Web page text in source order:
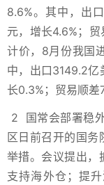
8.6%。其中，出
元，增长4.6%；
计价，8月份我国
中，出口3149.2亿
长0.3%；贸易顺差
2
国常会部署稳
区日前召开的国务
举措。会议提出，
支持海外仓；提